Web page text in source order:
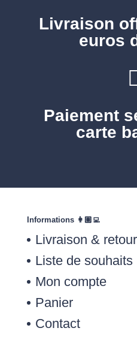
Livraison
euros
Paiement
carte
Informations 👩🏽‍💻
Livraison & retour
Liste de souhaits
Mon compte
Panier
Contact